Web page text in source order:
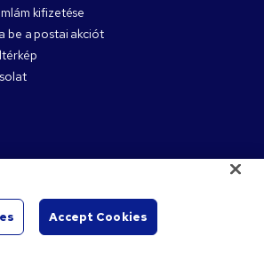
kifizetése
be a postai akciót
Accept Cookies